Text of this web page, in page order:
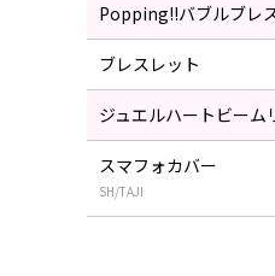
Popping!!バブルブレ
ブレスレット
ジュエルハートビーム
スマフォカバー
SH/TAJI